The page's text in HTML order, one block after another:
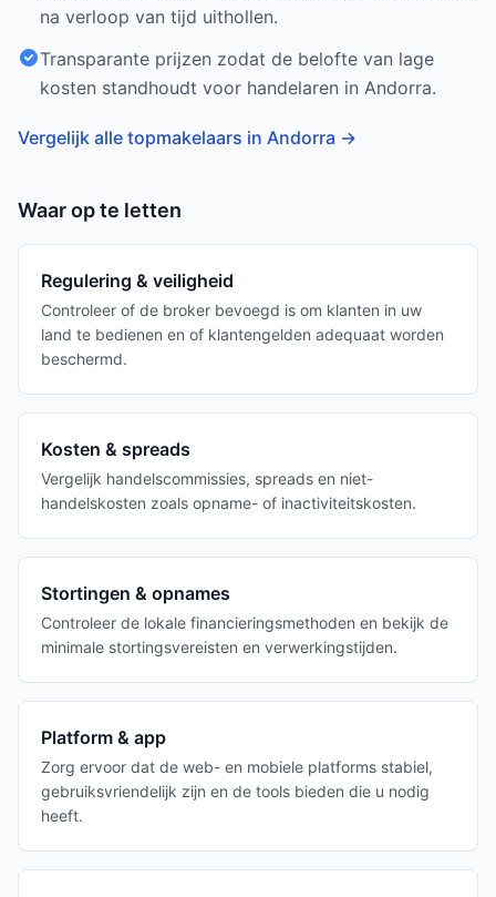
na verloop van tijd uithollen.
Transparante prijzen zodat de belofte van lage
kosten standhoudt voor handelaren in Andorra.
Vergelijk alle topmakelaars in Andorra →
Waar op te letten
Regulering & veiligheid
Controleer of de broker bevoegd is om klanten in uw
land te bedienen en of klantengelden adequaat worden
beschermd.
Kosten & spreads
Vergelijk handelscommissies, spreads en niet-
handelskosten zoals opname- of inactiviteitskosten.
Stortingen & opnames
Controleer de lokale financieringsmethoden en bekijk de
minimale stortingsvereisten en verwerkingstijden.
Platform & app
Zorg ervoor dat de web- en mobiele platforms stabiel,
gebruiksvriendelijk zijn en de tools bieden die u nodig
heeft.